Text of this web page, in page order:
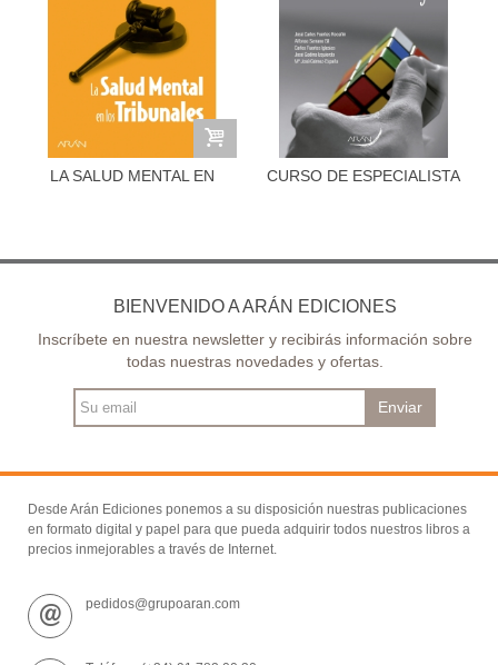
LA SALUD MENTAL EN
CURSO DE ESPECIALISTA
BIENVENIDO A ARÁN EDICIONES
Inscríbete en nuestra newsletter y recibirás información sobre
todas nuestras novedades y ofertas.
Enviar
Desde Arán Ediciones ponemos a su disposición nuestras publicaciones
en formato digital y papel para que pueda adquirir todos nuestros libros a
precios inmejorables a través de Internet.
pedidos@grupoaran.com